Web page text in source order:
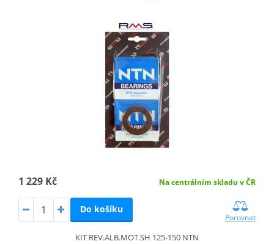
1 229 Kč Na centrálním skladu v ČR
Do košíku
Porovnat
KIT REV.ALB.MOT.SH 125-150 NTN